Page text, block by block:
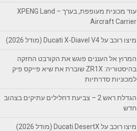
עוד מכונית מעופפת, בערך – XPENG Land
Aircraft Carrier
מיצו רוכב על Ducati X-Diavel V4 (מודל 2026)
המרוץ אל העננים פוגש את הקורבט החזקה
בהיסטוריה: ZR1X שוברת את שיא פייקס פיק
למכוניות סדרתיות
הגדלת ראש 2 – צביעת דחלילים עתיקים בצהוב
חדש
מיצו רוכב על Ducati DesertX (מודל 2026)